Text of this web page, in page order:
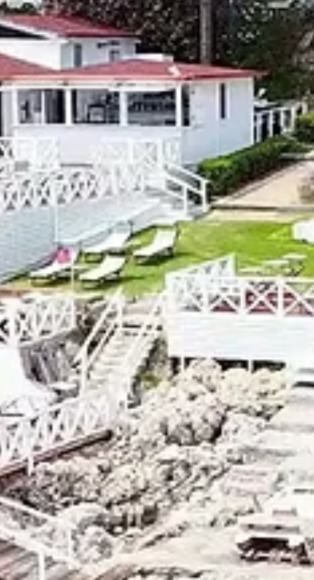
Scrivici su WhatsApp
Posizione e Indicazioni
Situato sulle rive del mare a Palermo, Plait Mare è il luogo ideale per un'esperienza di relax e
divertimento.
Indirizzo
Lungomare Cristoforo Colombo, 2847, 90142 Palermo PA
Telefono:
Mail:plaitmare@gmail.com
Servizi
Scopri i nostri servizi
KAYAK
COCKTAIL
DINNER
IL TUO EVENTO